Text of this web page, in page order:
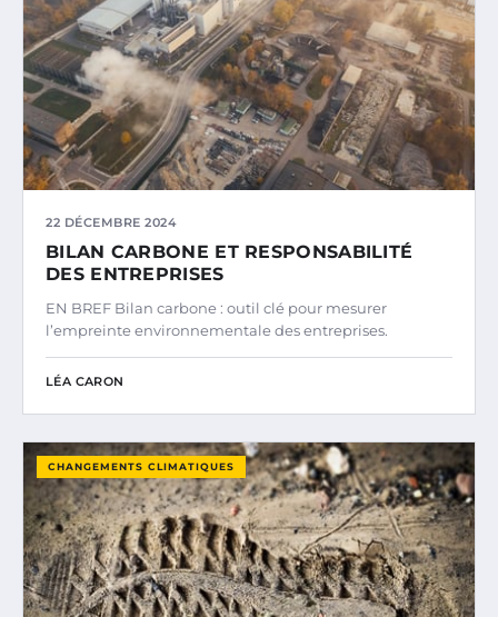
22 DÉCEMBRE 2024
BILAN CARBONE ET RESPONSABILITÉ
DES ENTREPRISES
EN BREF Bilan carbone : outil clé pour mesurer
l’empreinte environnementale des entreprises.
LÉA CARON
CHANGEMENTS CLIMATIQUES